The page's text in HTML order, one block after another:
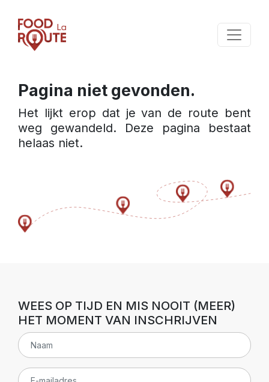
Pagina niet gevonden.
Het lijkt erop dat je van de route bent
weg gewandeld. Deze pagina bestaat
helaas niet.
WEES OP TIJD EN MIS NOOIT (MEER)
HET MOMENT VAN INSCHRIJVEN